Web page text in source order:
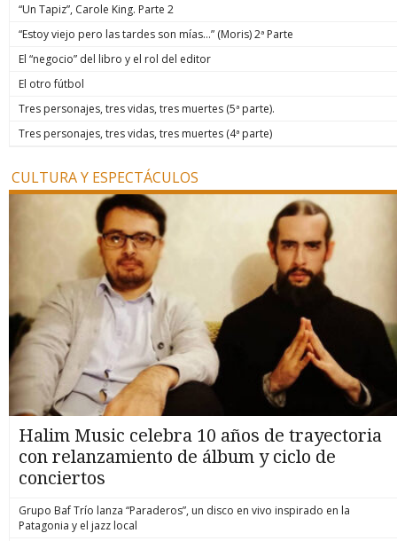
“Un Tapiz”, Carole King. Parte 2
“Estoy viejo pero las tardes son mías…” (Moris) 2ª Parte
El “negocio” del libro y el rol del editor
El otro fútbol
Tres personajes, tres vidas, tres muertes (5ª parte).
Tres personajes, tres vidas, tres muertes (4ª parte)
CULTURA Y ESPECTÁCULOS
Halim Music celebra 10 años de trayectoria
con relanzamiento de álbum y ciclo de
conciertos
Grupo Baf Trío lanza “Paraderos”, un disco en vivo inspirado en la
Patagonia y el jazz local